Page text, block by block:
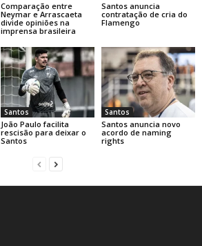
Comparação entre
Neymar e Arrascaeta
divide opiniões na
imprensa brasileira
Santos anuncia
contratação de cria do
Flamengo
Santos
João Paulo facilita
rescisão para deixar o
Santos
Santos
Santos anuncia novo
acordo de naming
rights